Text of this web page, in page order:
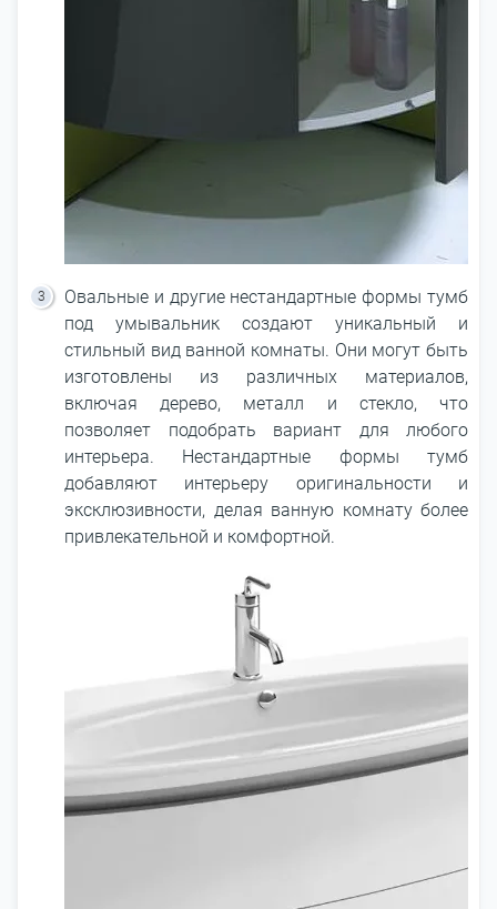
Овальные и другие нестандартные формы тумб
под умывальник создают уникальный и
стильный вид ванной комнаты. Они могут быть
изготовлены из различных материалов,
включая дерево, металл и стекло, что
позволяет подобрать вариант для любого
интерьера. Нестандартные формы тумб
добавляют интерьеру оригинальности и
эксклюзивности, делая ванную комнату более
привлекательной и комфортной.